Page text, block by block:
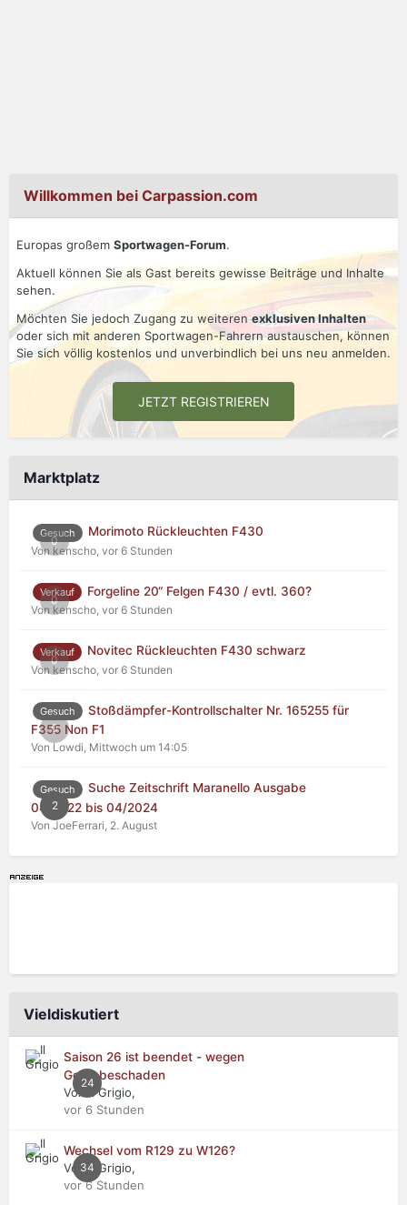
Willkommen bei Carpassion.com
Europas großem Sportwagen-Forum.
Aktuell können Sie als Gast bereits gewisse Beiträge und Inhalte
sehen.
Möchten Sie jedoch Zugang zu weiterenexklusiven Inhalten
oder sich mit anderen Sportwagen-Fahrern austauschen, können
Sie sich völlig kostenlos und unverbindlich bei uns neu anmelden.
JETZT REGISTRIEREN
Marktplatz
0
Gesuch Morimoto Rückleuchten F430
Von kenscho, vor 6 Stunden
0
Verkauf Forgeline 20“ Felgen F430 / evtl. 360?
Von kenscho, vor 6 Stunden
0
Verkauf Novitec Rückleuchten F430 schwarz
Von kenscho, vor 6 Stunden
0
Gesuch
Stoßdämpfer-Kontrollschalter Nr. 165255 für
F355 Non F1
Von Lowdi, Mittwoch um 14:05
2
Gesuch
Suche Zeitschrift Maranello Ausgabe
04/2022 bis 04/2024
Von JoeFerrari, 2. August
Vieldiskutiert
24
Saison 26 ist beendet - wegen
Getriebeschaden
Von Il Grigio,
vor 6 Stunden
34
Wechsel vom R129 zu W126?
Von Il Grigio,
vor 6 Stunden